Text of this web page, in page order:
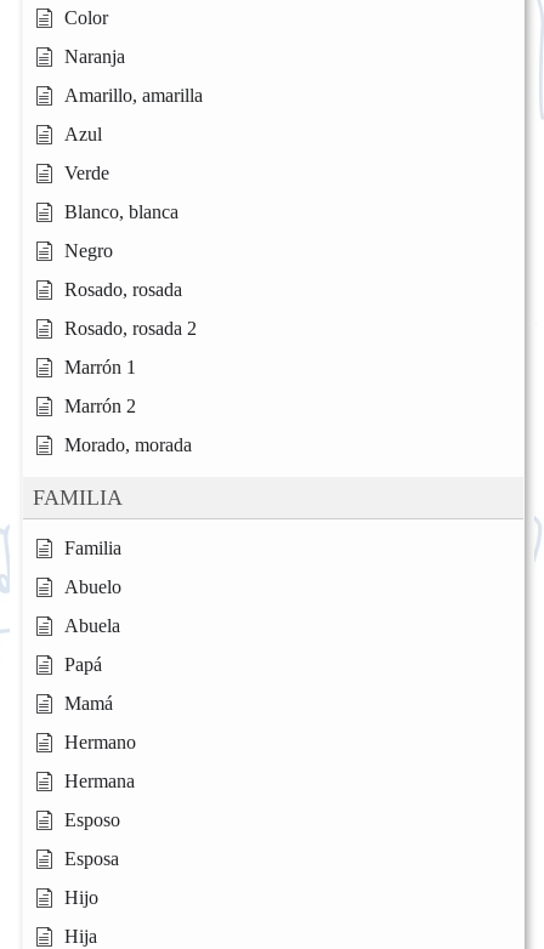
Color
Naranja
Amarillo, amarilla
Azul
Verde
Blanco, blanca
Negro
Rosado, rosada
Rosado, rosada 2
Marrón 1
Marrón 2
Morado, morada
FAMILIA
Familia
Abuelo
Abuela
Papá
Mamá
Hermano
Hermana
Esposo
Esposa
Hijo
Hija